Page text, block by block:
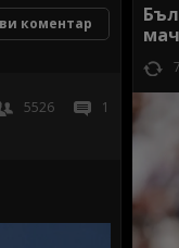
коментар
5526 1